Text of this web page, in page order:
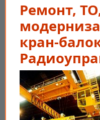
Ремонт,
кран-